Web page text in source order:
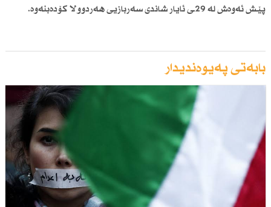
پێش ئەوەش لە 29ـی ئایار شاندی سەربازیی هەردوولا كۆدەبنەوە.
بابەتی پەیوەندیدار